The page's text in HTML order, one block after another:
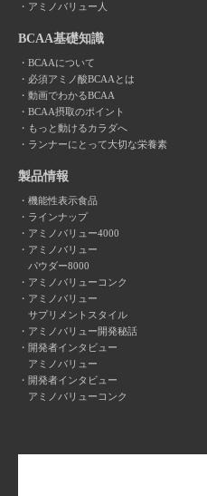
アミノバリュー人
BCAA基礎知識
BCAAについて
必須アミノ酸BCAAとは
動画でわかるBCAA
BCAA摂取のポイント
もっと動けるカラダへ
ランナーにとって大切な栄養素
製品情報
機能性表示食品
ラインナップ
アミノバリュー4000
アミノバリュー
パウダー8000
アミノバリューコンク
アミノバリュー
サプリメントスタイル
アミノバリュー開発秘話
開発者インタビュー
アミノバリュー
開発者インタビュー
アミノバリューコンク